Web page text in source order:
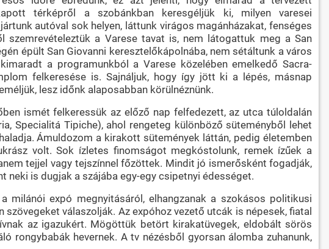
térképről a szobánkban keresgéljük ki, milyen varesei
autóval sok helyen, láttunk virágos magánházakat, fenséges
szemrevételeztük a Varese tavat is, nem látogattuk meg a San
épült San Giovanni keresztelőkápolnába, nem sétáltunk a város
a programunkból a Varese közelében emelkedő Sacra-
felkeresése is. Sajnáljuk, hogy így jött ki a lépés, másnap
lesz időnk alaposabban körülnéznünk.
ismét felkeressük az előző nap felfedezett, az utca túloldalán
Specialitá Tipiche), ahol rengeteg különböző süteményből lehet
Ámuldozom a kirakott sütemények láttán, pedig életemben
volt. Sok ízletes finomságot megkóstolunk, remek ízűek a
tejjel vagy tejszínnel főzöttek. Mindit jó ismerősként fogadják,
neki is dugjak a szájába egy-egy csipetnyi édességet.
expó megnyitásáról, elhangzanak a szokásos politikusi
válaszolják. Az expóhoz vezető utcák is népesek, fiatal
az igazukért. Mögöttük betört kirakatüvegek, eldobált sörös
rongybabák hevernek. A tv nézésből gyorsan álomba zuhanunk,